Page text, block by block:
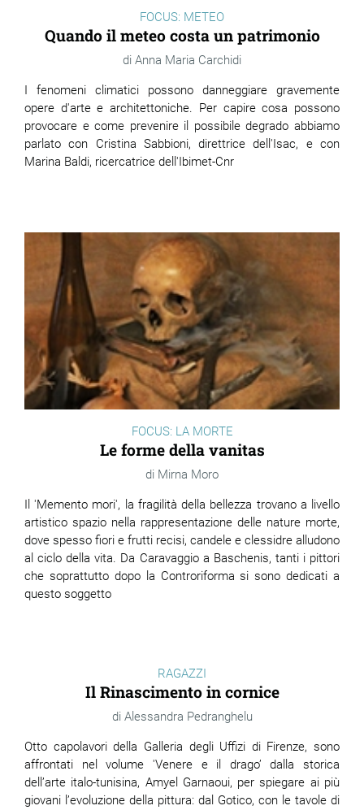
FOCUS: METEO
Quando il meteo costa un patrimonio
Anna Maria Carchidi
I fenomeni climatici possono danneggiare gravemente
opere d'arte e architettoniche. Per capire cosa possono
provocare e come prevenire il possibile degrado abbiamo
parlato con Cristina Sabbioni, direttrice dell'Isac, e con
Marina Baldi, ricercatrice dell'Ibimet-Cnr
FOCUS: LA MORTE
Le forme della vanitas
Mirna Moro
Il 'Memento mori', la fragilità della bellezza trovano a livello
artistico spazio nella rappresentazione delle nature morte,
dove spesso fiori e frutti recisi, candele e clessidre alludono
al ciclo della vita. Da Caravaggio a Baschenis, tanti i pittori
che soprattutto dopo la Controriforma si sono dedicati a
questo soggetto
RAGAZZI
Il Rinascimento in cornice
Alessandra Pedranghelu
Otto capolavori della Galleria degli Uffizi di Firenze, sono
affrontati nel volume 'Venere e il drago’ dalla storica
dell’arte italo-tunisina, Amyel Garnaoui, per spiegare ai più
giovani l’evoluzione della pittura: dal Gotico, con le tavole di